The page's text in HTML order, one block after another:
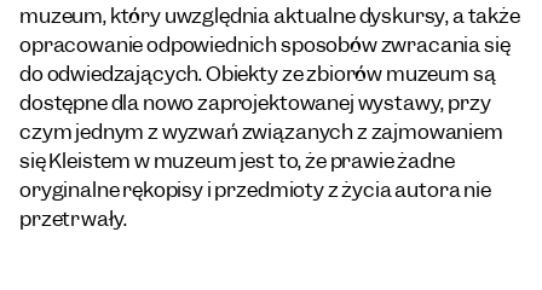
muzeum, który uwzględnia aktualne dyskursy, a także
opracowanie odpowiednich sposobów zwracania się
do odwiedzających. Obiekty ze zbiorów muzeum są
dostępne dla nowo zaprojektowanej wystawy, przy
czym jednym z wyzwań związanych z zajmowaniem
się Kleistem w muzeum jest to, że prawie żadne
oryginalne rękopisy i przedmioty z życia autora nie
przetrwały.